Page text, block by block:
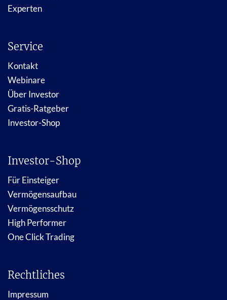
Experten
Service
Kontakt
Webinare
Über Investor
Gratis-Ratgeber
Investor-Shop
Investor-Shop
Für Einsteiger
Vermögensaufbau
Vermögensschutz
High Performer
One Click Trading
Rechtliches
Impressum